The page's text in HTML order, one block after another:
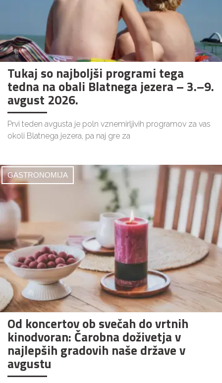
Tukaj so najboljši programi tega
tedna na obali Blatnega jezera – 3.–9.
avgust 2026.
Prvi teden avgusta je poln vznemirljivih programov za vas
okoli Blatnega jezera, pa naj gre za
GASTRONOMIJA
Od koncertov ob svečah do vrtnih
kinodvoran: Čarobna doživetja v
najlepših gradovih naše države v
avgustu